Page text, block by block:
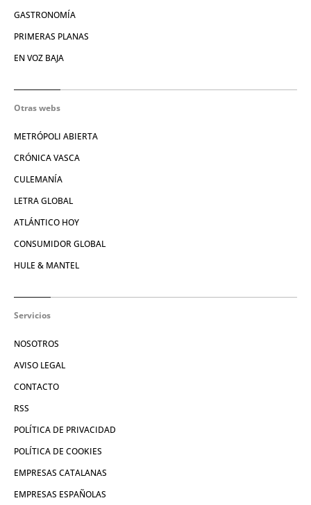
GASTRONOMÍA
PRIMERAS PLANAS
EN VOZ BAJA
Otras webs
METRÓPOLI ABIERTA
CRÓNICA VASCA
CULEMANÍA
LETRA GLOBAL
ATLÁNTICO HOY
CONSUMIDOR GLOBAL
HULE & MANTEL
Servicios
NOSOTROS
AVISO LEGAL
CONTACTO
RSS
POLÍTICA DE PRIVACIDAD
POLÍTICA DE COOKIES
EMPRESAS CATALANAS
EMPRESAS ESPAÑOLAS